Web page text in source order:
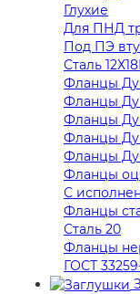
Глухие
Для ПНД
Под ПЭ
Сталь
Фланцы Ду
Фланцы Ду
Фланцы Ду
Фланцы Ду
Фланцы
Фланцы
С
Фланцы
Сталь 20
Фланцы
ГОСТ